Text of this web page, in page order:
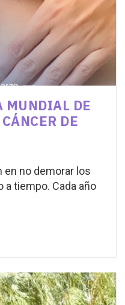
MUNDIAL DE
DE
en no demorar los
tiempo. Cada año